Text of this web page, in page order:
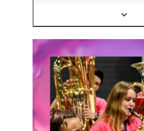
d'élèves ont obtenu leur
Afficher